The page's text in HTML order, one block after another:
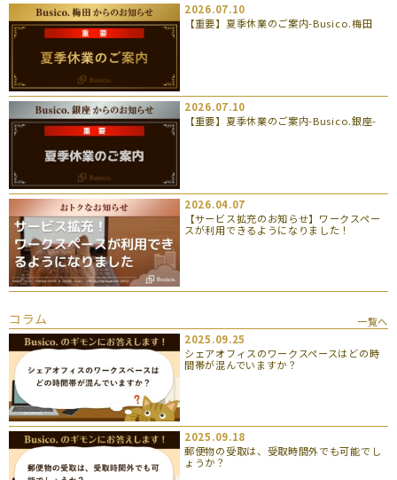
2026.07.10
【重要】夏季休業のご案内-Busico.梅田
2026.07.10
【重要】夏季休業のご案内-Busico.銀座-
2026.04.07
【サービス拡充のお知らせ】ワークスペー
スが利用できるようになりました！
コラム
一覧へ
2025.09.25
シェアオフィスのワークスペースはどの時
間帯が混んでいますか？
2025.09.18
郵便物の受取は、受取時間外でも可能でし
ょうか？